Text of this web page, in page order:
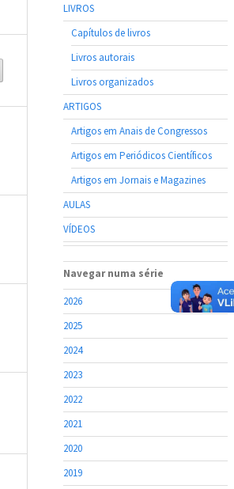
LIVROS
Capítulos de livros
Livros autorais
Livros organizados
ARTIGOS
Artigos em Anais de Congressos
Artigos em Periódicos Científicos
Artigos em Jornais e Magazines
AULAS
VÍDEOS
Navegar numa série
2026
2025
2024
2023
2022
2021
2020
2019